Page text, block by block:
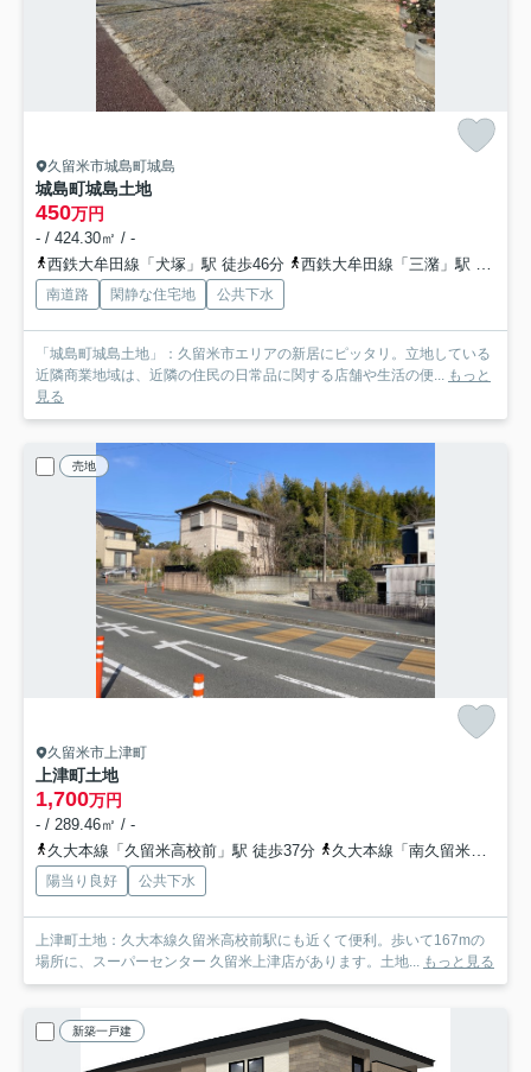
久留米市城島町城島
城島町城島土地
450万円
- / 424.30㎡ / -
西鉄大牟田線「犬塚」駅 徒歩46分
西鉄大牟田線「三潴」駅 徒歩54分
南道路 閑静な住宅地 公共下水
「城島町城島土地」：久留米市エリアの新居にピッタリ。立地している
近隣商業地域は、近隣の住民の日常品に関する店舗や生活の便... もっと
見る
売地
久留米市上津町
上津町土地
1,700万円
- / 289.46㎡ / -
久大本線「久留米高校前」駅 徒歩37分
久大本線「南久留米」駅 徒歩35分
陽当り良好 公共下水
上津町土地：久大本線久留米高校前駅にも近くて便利。歩いて167mの
場所に、スーパーセンター 久留米上津店があります。土地... もっと見る
新築一戸建